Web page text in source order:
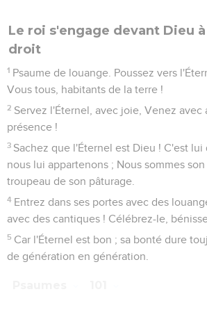
Le roi s'engage devant Dieu
droit
1 Psaume de louange. Poussez vers
Vous tous, habitants de la terre !
2 Servez l'Éternel, avec joie, Venez avec
présence !
3 Sachez que l'Éternel est Dieu ! C'est lui
nous lui appartenons ; Nous sommes
troupeau de son pâturage.
4 Entrez dans ses portes avec des
avec des cantiques ! Célébrez-le,
5 Car l'Éternel est bon ; sa bonté dure
de génération en génération.